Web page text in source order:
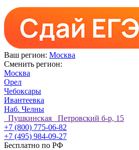
Ваш регион: Москва
Сменить регион:
Москва
Орел
Чебоксары
Ивантеевка
Наб. Челны
Пушкинская Петровский б-р, 15
+7 (800) 775-06-82
+7 (495) 984-09-27
Бесплатно по РФ